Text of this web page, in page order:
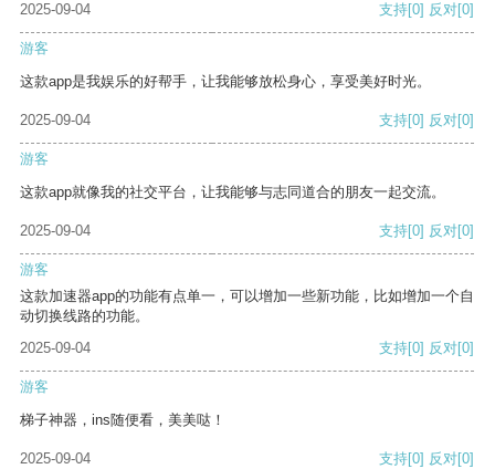
2025-09-04
支持[0] 反对[0]
游客
这款app是我娱乐的好帮手，让我能够放松身心，享受美好时光。
2025-09-04 支持[0] 反对[0]
游客
这款app就像我的社交平台，让我能够与志同道合的朋友一起交流。
2025-09-04 支持[0] 反对[0]
游客
这款加速器app的功能有点单一，可以增加一些新功能，比如增加一个自
动切换线路的功能。
2025-09-04
支持[0] 反对[0]
游客
梯子神器，ins随便看，美美哒！
2025-09-04 支持[0] 反对[0]